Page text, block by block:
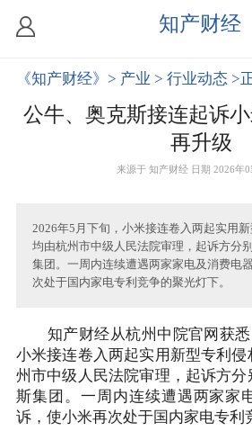
知产财经
《知产财经》 > 产业 > 行业动态 >
公牛、奥克斯接连起诉
再升级
来源于 知产财经 日期 2026年
2026年5月下旬，小米接连卷入两起实用
均由杭州市中级人民法院审理，起诉方分
集团。一周内连续遭遇两家家电及消费电
次处于国内家电专利竞争的聚光灯下。
知产财经从杭州中院官网获悉
小米接连卷入两起实用新型专利
州市中级人民法院审理，起诉方
斯集团。一周内连续遭遇两家家
诉，使小米再次处于国内家电专利